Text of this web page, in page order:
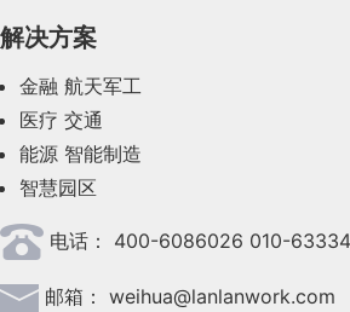
2023年7月(62)
2023年6月(58)
2023年5月(28)
2023年4月(47)
2023年3月(37)
2023年2月(90)
解决方案
金融 航天军工
医疗 交通
能源 智能制造
智慧园区
电话： 400-6086026 010-
邮箱： weihua@lanlanwork.com